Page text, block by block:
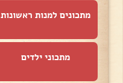
מתכונים למנות ראשונות
מתכוני ילדים